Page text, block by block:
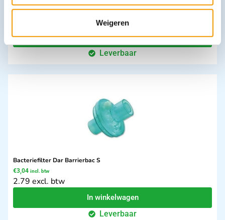
Weigeren
€18,45 incl. btw
In winkelwagen
Leverbaar
Bacteriefilter Dar Barrierbac S
€3,04 incl. btw
2.79 excl. btw
In winkelwagen
Leverbaar